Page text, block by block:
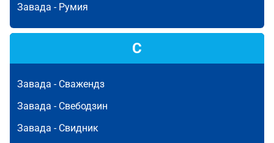
Завада - Румия
С
Завада - Сважендз
Завада - Свебодзин
Завада - Свидник